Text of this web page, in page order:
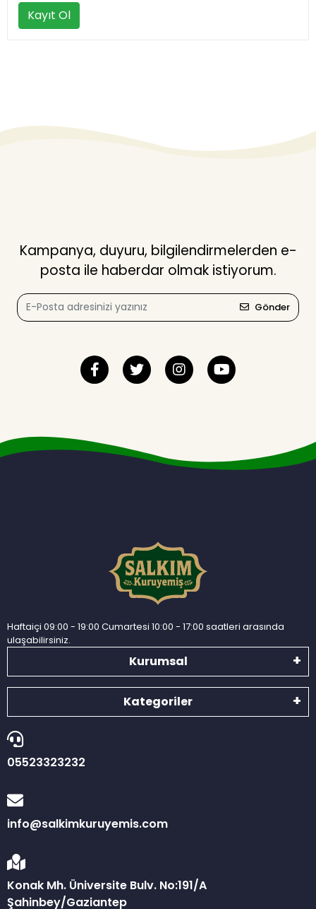
Kayıt Ol
Kampanya, duyuru, bilgilendirmelerden e-
posta ile haberdar olmak istiyorum.
Gönder
Haftaiçi 09:00 - 19:00 Cumartesi 10:00 - 17:00 saatleri arasında
ulaşabilirsiniz.
Kurumsal
Kategoriler
05523323232
info@salkimkuruyemis.com
Konak Mh. Üniversite Bulv. No:191/A
Şahinbey/Gaziantep